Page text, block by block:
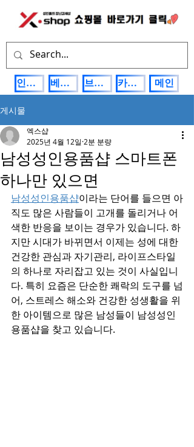
인기상품 베스트제품 브랜드관 카테고리 메인
게시물
남성성인용품샵 스마트폰
하나만 있으면
엑스샵
2025년 4월 12일 2분 분량
남성성인용품샵이라는 단어를 들으면 아
직도 많은 사람들이 고개를 돌리거나 어
색한 반응을 보이는 경우가 있습니다. 하
지만 시대가 바뀌면서 이제는 성에 대한
건강한 관심과 자기관리, 라이프스타일
의 하나로 자리잡고 있는 것이 사실입니
다. 특히 요즘은 단순한 쾌락의 도구를 넘
어, 스트레스 해소와 건강한 성생활을 위
한 아이템으로 많은 남성들이 남성성인
용품샵을 찾고 있습니다.